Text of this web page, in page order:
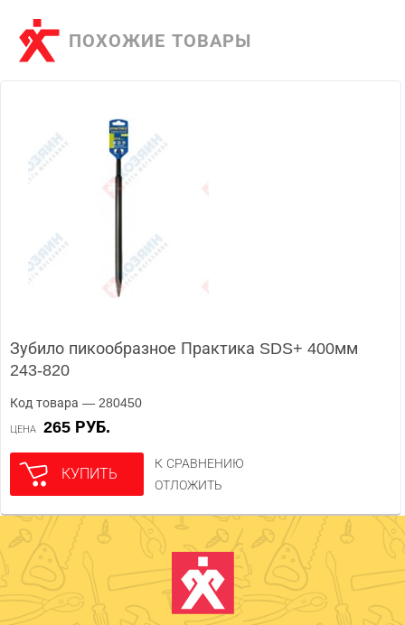
ПОХОЖИЕ ТОВАРЫ
Зубило пикообразное Практика SDS+ 400мм
243-820
Код товара — 280450
ЦЕНА 265 РУБ.
КУПИТЬ
К СРАВНЕНИЮ
ОТЛОЖИТЬ